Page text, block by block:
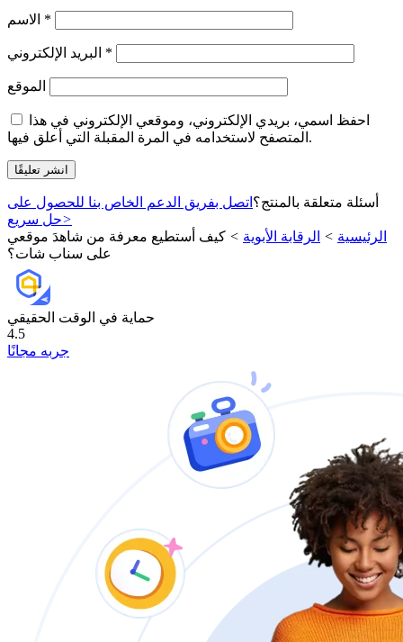
*
*
الموقع
احفظ اسمي، بريدي الإلكتروني، وموقعي الإلكتروني في هذا
المتصفح لاستخدامه في المرة المقبلة التي أعلق فيها.
أسئلة متعلقة بالمنتج؟ اتصل بفريق الدعم الخاص بنا للحصول على
حل سريع>
الرئيسية > الرقابة الأبوية > كيف أستطيع معرفة من شاهدَ موقعي
على سناب شات؟
حماية في الوقت الحقيقي
4.5
جربه مجانًا